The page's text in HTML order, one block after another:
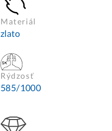
Materiál
zlato
Rýdzosť
585/1000